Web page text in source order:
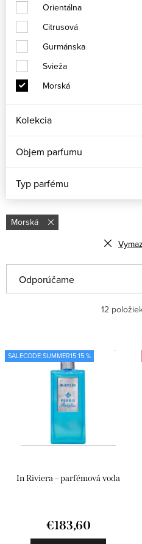
Orientálna
Citrusová
Gurmánska
Svieža
Morská
Kolekcia
Objem parfumu
Typ parfému
Morská
ý
s
a
n
Odporúčame
Najpredávanejšie
Abecedne
12
SALECODE:SUMMER15:15:%
In Riviera – parfémová voda
€183,60